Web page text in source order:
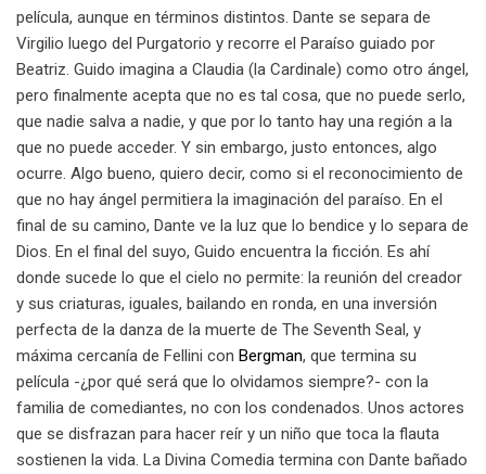
película, aunque en términos distintos. Dante se separa de
Virgilio luego del Purgatorio y recorre el Paraíso guiado por
Beatriz. Guido imagina a Claudia (la Cardinale) como otro ángel,
pero finalmente acepta que no es tal cosa, que no puede serlo,
que nadie salva a nadie, y que por lo tanto hay una región a la
que no puede acceder. Y sin embargo, justo entonces, algo
ocurre. Algo bueno, quiero decir, como si el reconocimiento de
que no hay ángel permitiera la imaginación del paraíso. En el
final de su camino, Dante ve la luz que lo bendice y lo separa de
Dios. En el final del suyo, Guido encuentra la ficción. Es ahí
donde sucede lo que el cielo no permite: la reunión del creador
y sus criaturas, iguales, bailando en ronda, en una inversión
perfecta de la danza de la muerte de The Seventh Seal, y
máxima cercanía de Fellini con Bergman, que termina su
película -¿por qué será que lo olvidamos siempre?- con la
familia de comediantes, no con los condenados. Unos actores
que se disfrazan para hacer reír y un niño que toca la flauta
sostienen la vida. La Divina Comedia termina con Dante bañado